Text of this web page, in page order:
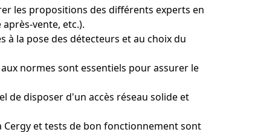
les propositions des différents experts en
vente, etc.).
la pose des détecteurs et au choix du
normes sont essentiels pour assurer le
de disposer d'un accès réseau solide et
et tests de bon fonctionnement sont